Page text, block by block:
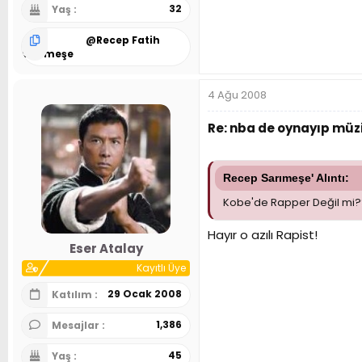
Yaş 32
@Recep Fatih
Sarımeşe
Eser Atalay
Kayıtlı Üye
Katılım
29 Ocak 2008
Mesajlar 1,386
Yaş 45
4 Ağu 2008
Re: nba de oynayıp
Recep Sarımeşe' Alıntı:
Kobe'de Rapper Değil
Hayır o azılı Rapist!